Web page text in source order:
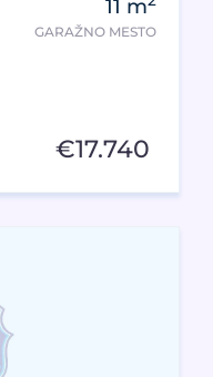
11 m
GARAŽNO MESTO
€17.740